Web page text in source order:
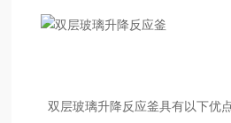
双层玻璃升降反应釜具有以下优